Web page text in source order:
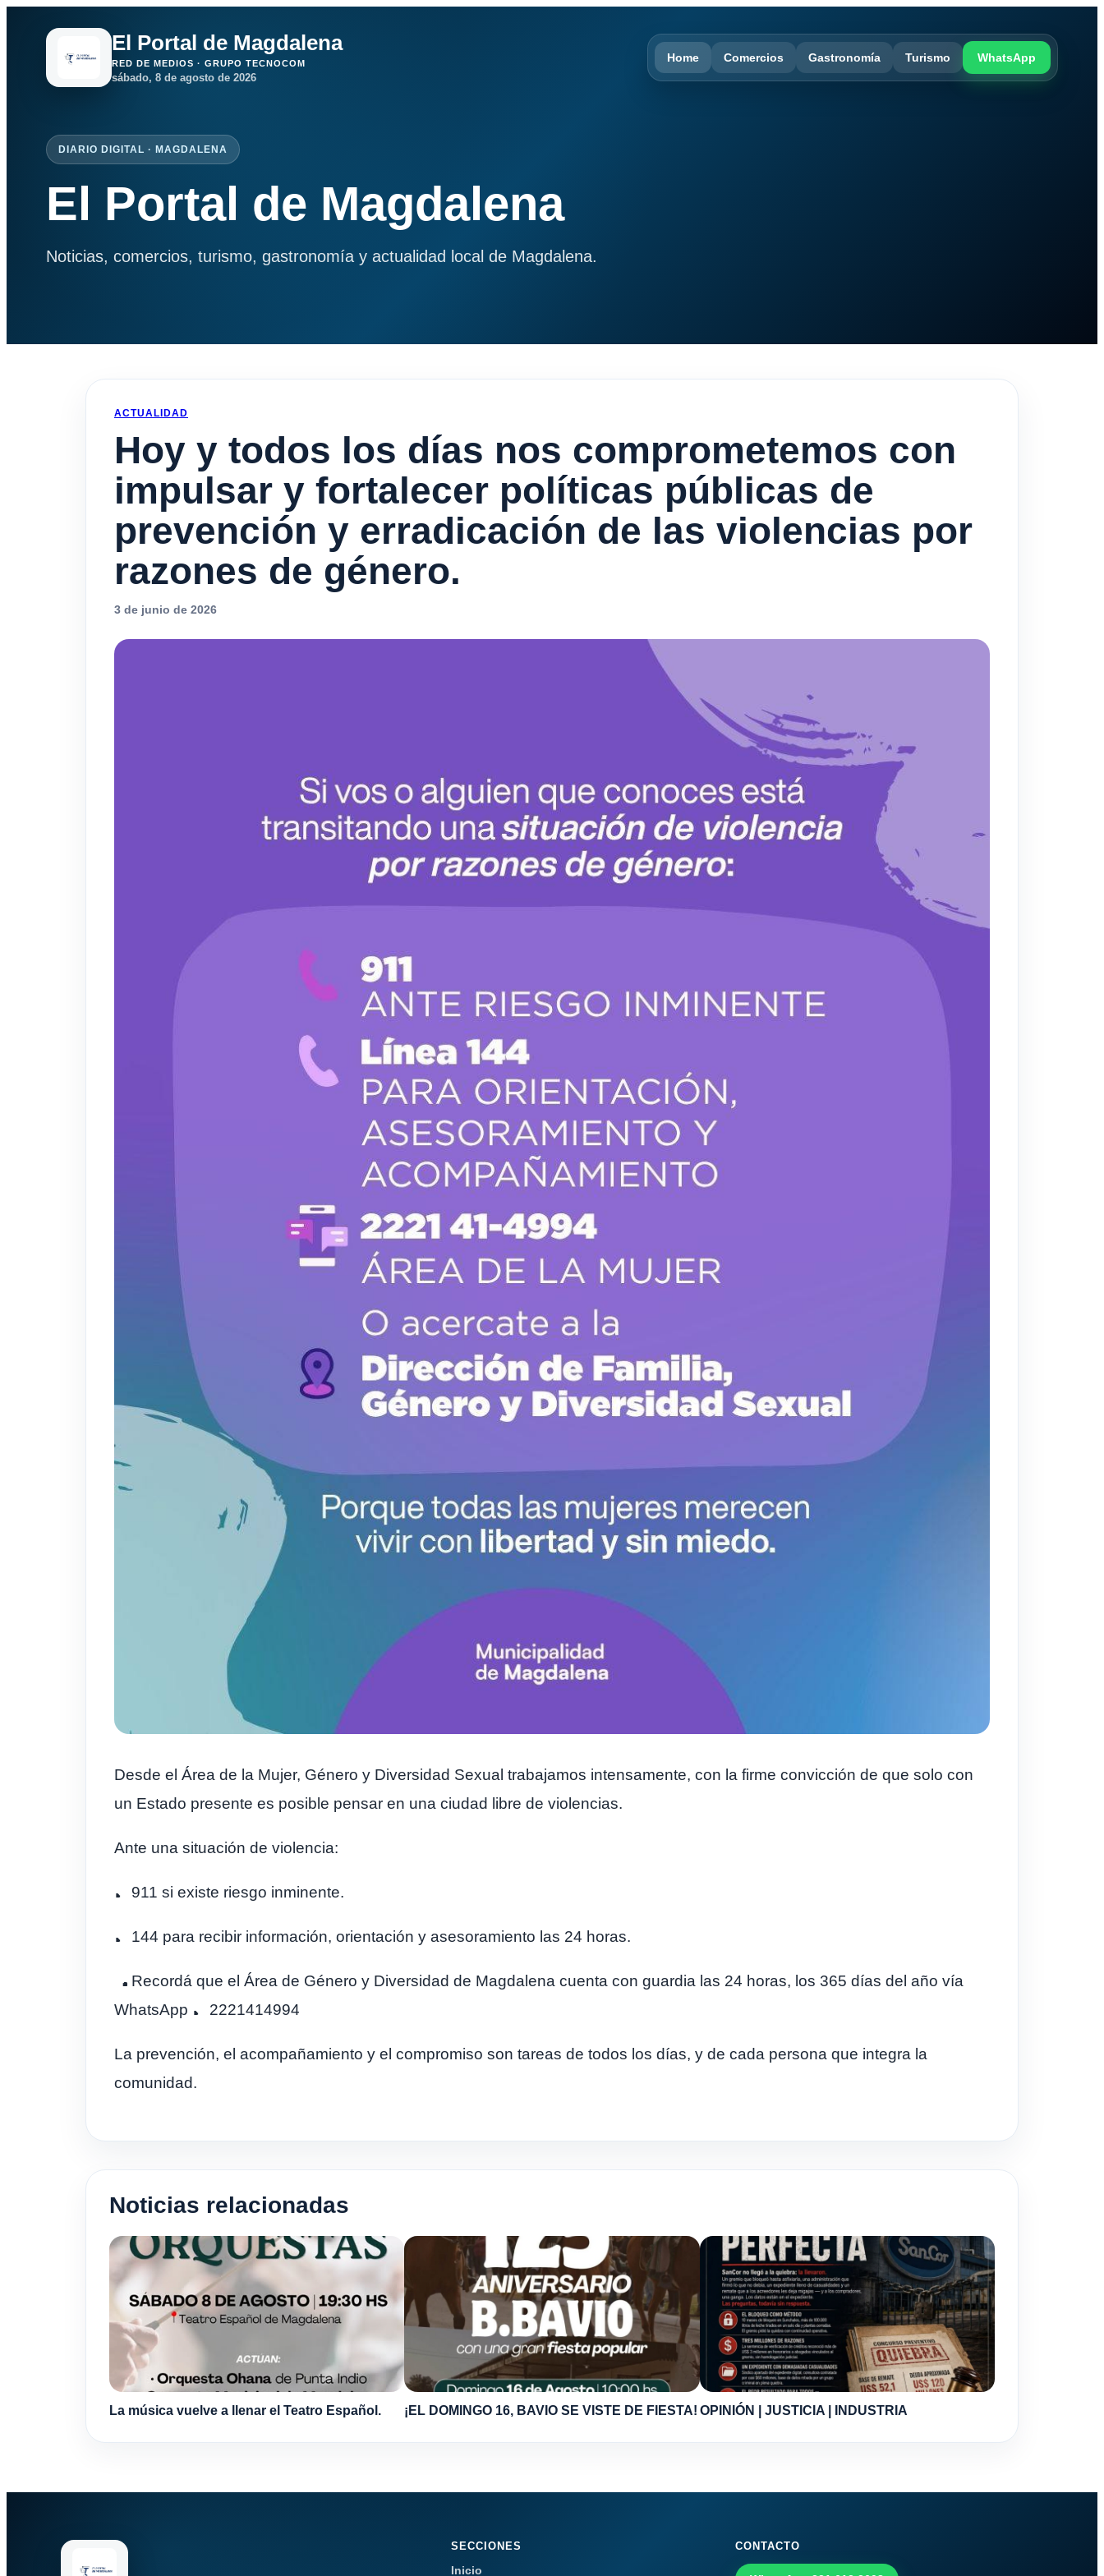
El Portal de Magdalena
RED DE MEDIOS · GRUPO TECNOCOM
sábado, 8 de agosto de 2026
Home Comercios Gastronomía Turismo WhatsApp
DIARIO DIGITAL · MAGDALENA
El Portal de Magdalena
Noticias, comercios, turismo, gastronomía y actualidad local de Magdalena.
ACTUALIDAD
Hoy y todos los días nos comprometemos con
impulsar y fortalecer políticas públicas de
prevención y erradicación de las violencias por
razones de género.
3 de junio de 2026
Desde el Área de la Mujer, Género y Diversidad Sexual trabajamos intensamente, con la firme convicción de que solo con
un Estado presente es posible pensar en una ciudad libre de violencias.
Ante una situación de violencia:
911 si existe riesgo inminente.
144 para recibir información, orientación y asesoramiento las 24 horas.
Recordá que el Área de Género y Diversidad de Magdalena cuenta con guardia las 24 horas, los 365 días del año vía
WhatsApp
2221414994
La prevención, el acompañamiento y el compromiso son tareas de todos los días, y de cada persona que integra la
comunidad.
Noticias relacionadas
La música vuelve a llenar el Teatro Español. ¡EL DOMINGO 16, BAVIO SE VISTE DE FIESTA! OPINIÓN | JUSTICIA | INDUSTRIA
SECCIONES
Inicio
CONTACTO